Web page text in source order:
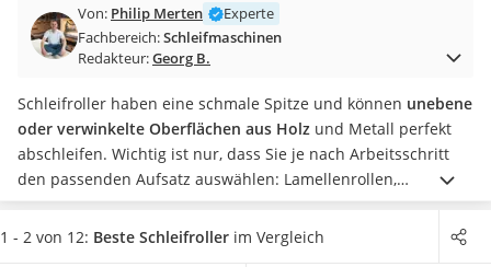
Split-Klimaanlage 2 Innengeräte
Pelletofen
Tiefbrunnenpumpe
Fliesenschneider
Hochdruckreiniger
Doppelschleifer
Überwachungskamera
Benzinrasenmäher mit Elektrostart
Von: Philip Merten
Experte
Fachbereich:Schleifmaschinen
Redakteur:Georg B.
Schleifroller haben eine schmale Spitze und können unebene
oder verwinkelte Oberflächen aus Holz und Metall perfekt
abschleifen. Wichtig ist nur, dass Sie je nach Arbeitsschritt
den passenden Aufsatz auswählen: Lamellenrollen,
Reinigungsscheiben, Schleifhülsen, Nylon- und Drahtbürsten
haben je eine eigene Funktion. In einem kurzen Test machen
1 - 2 von 12: Beste Schleifroller im Vergleich